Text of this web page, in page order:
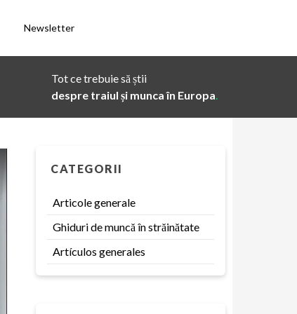
Newsletter
Tot ce trebuie să știi
despre traiul și munca în Europa.
CATEGORII
Articole generale
Ghiduri de muncă în străinătate
Artículos generales